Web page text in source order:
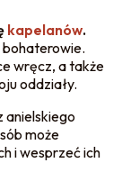
kapelanów.
bohaterowie.
wręcz, a także
oddziały.
anielskiego
może
i wesprzeć ich